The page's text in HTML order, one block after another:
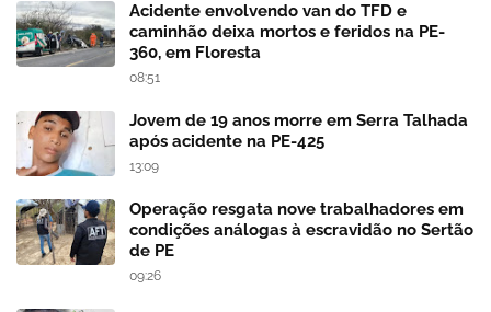
Acidente envolvendo van do TFD e
caminhão deixa mortos e feridos na PE-
360, em Floresta
08:51
Jovem de 19 anos morre em Serra Talhada
após acidente na PE-425
13:09
Operação resgata nove trabalhadores em
condições análogas à escravidão no Sertão
de PE
09:26